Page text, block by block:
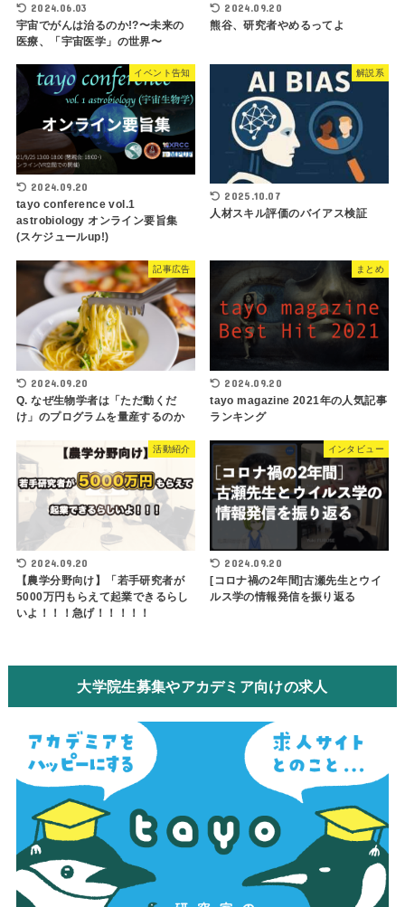
2024.06.03
宇宙でがんは治るのか!?〜未来の
医療、「宇宙医学」の世界〜
2024.09.20
熊谷、研究者やめるってよ
イベント告知
2024.09.20
tayo conference vol.1
astrobiology オンライン要旨集
(スケジュールup!)
解説系
2025.10.07
人材スキル評価のバイアス検証
記事広告
2024.09.20
Q. なぜ生物学者は「ただ動くだ
け」のプログラムを量産するのか
まとめ
2024.09.20
tayo magazine 2021年の人気記事
ランキング
活動紹介
2024.09.20
【農学分野向け】「若手研究者が
5000万円もらえて起業できるらし
いよ！！！急げ！！！！！
インタビュー
2024.09.20
[コロナ禍の2年間]古瀬先生とウイ
ルス学の情報発信を振り返る
大学院生募集やアカデミア向けの求人